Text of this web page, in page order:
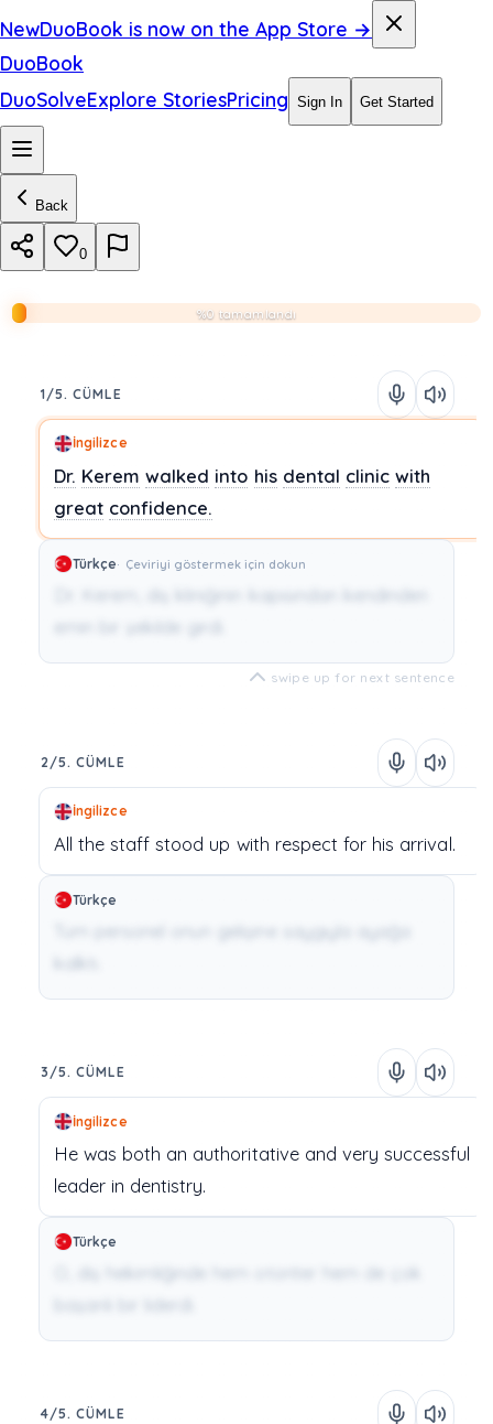
NewDuoBook is now on the App Store →
DuoBook
DuoSolveExplore StoriesPricing Sign In Get Started
Back
0
%0 tamamlandı
1/5. CÜMLE
İngilizce
Dr. Kerem walked into his dental clinic with
great confidence.
Türkçe Çeviriyi göstermek için dokun
swipe up for next sentence
2/5. CÜMLE
İngilizce
All the staff stood up with respect for his arrival.
Türkçe
Tüm personel onun gelişine saygıyla ayağa
3/5. CÜMLE
İngilizce
He was both an authoritative and very successful
leader in dentistry.
Türkçe
4/5. CÜMLE